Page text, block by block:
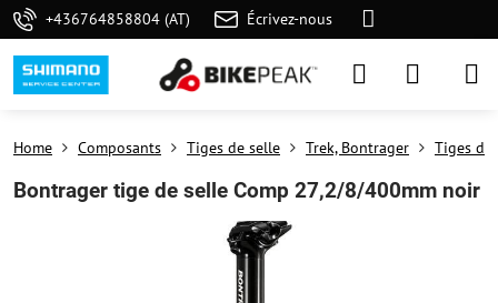
+436764858804 (AT) Écrivez-nous
Home Composants Tiges de selle Trek, Bontrager Tiges de
Bontrager tige de selle Comp 27,2/8/400mm noir